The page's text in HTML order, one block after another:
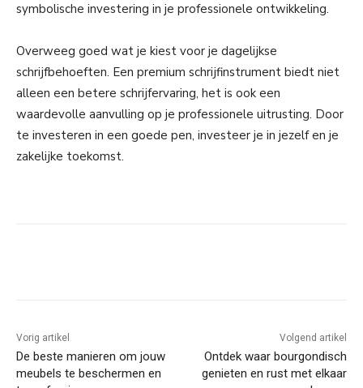
symbolische investering in je professionele ontwikkeling.
Overweeg goed wat je kiest voor je dagelijkse
schrijfbehoeften. Een premium schrijfinstrument biedt niet
alleen een betere schrijfervaring, het is ook een
waardevolle aanvulling op je professionele uitrusting. Door
te investeren in een goede pen, investeer je in jezelf en je
zakelijke toekomst.
Vorig artikel
De beste manieren om jouw
meubels te beschermen en
Volgend artikel
Ontdek waar bourgondisch
genieten en rust met elkaar